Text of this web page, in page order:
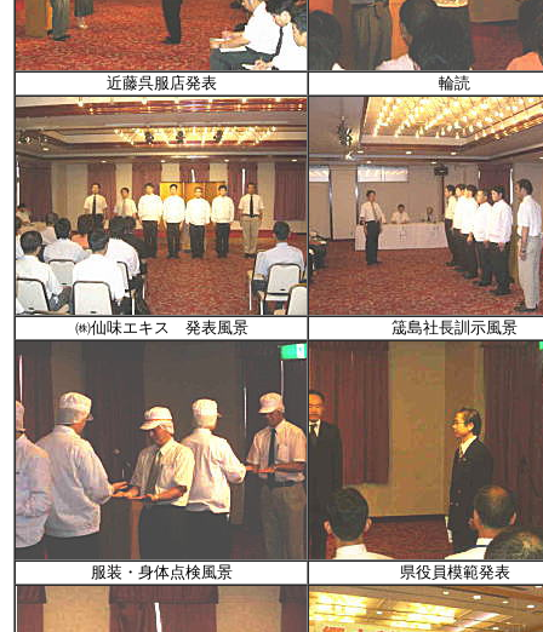
近藤呉服店発表 輪読
㈱仙味エキス 発表風景 筬島社長訓示風景
服装・身体点検風景 県役員模範発表